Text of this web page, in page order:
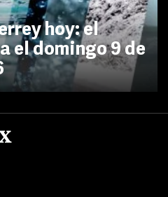
hoy: el
el domingo 9 de